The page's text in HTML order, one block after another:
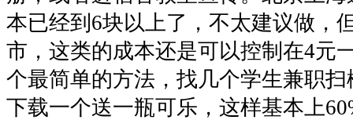
本已经到6块以上了，不太建议做，
市，这类的成本还是可以控制在4元
个最简单的方法，找几个学生兼职
下载一个送一瓶可乐，这样基本上